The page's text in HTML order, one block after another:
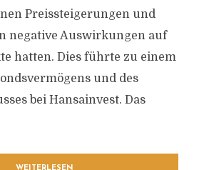
Preissteigerungen und
negative Auswirkungen auf
hatten. Dies führte zu einem
und des
bei Hansainvest. Das
WEITERLESEN